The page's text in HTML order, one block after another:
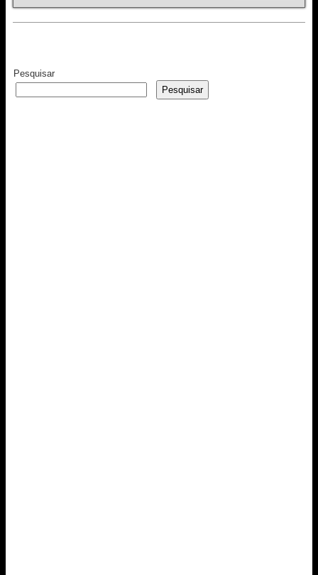
Pesquisar
Pesquisar